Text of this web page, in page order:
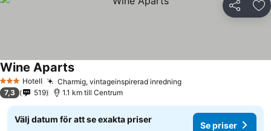
Dela
3 StjärnorHotell Charmig, vintageinspirerad inredningSe priser
Wine ApartsSe priser
7,3 519 1.1 km till Centrum
Välj datum för att se exakta priser
Se priser